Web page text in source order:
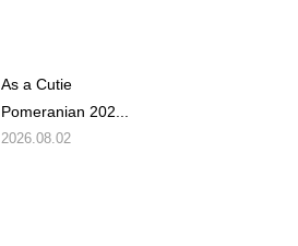
As a Cutie
Pomeranian 202...
2026.08.02